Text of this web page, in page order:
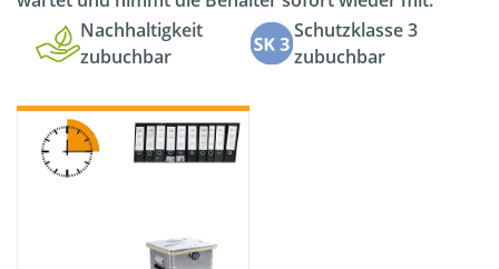
Nachhaltigkeit
zubuchbar
Schutzklasse 3
zubuchbar